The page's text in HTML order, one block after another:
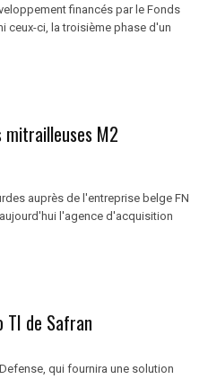
financés par le Fonds
ceux-ci, la troisième phase d'un
mitrailleuses M2
auprès de l'entreprise belge FN
l'agence d'acquisition
TI de Safran
qui fournira une solution